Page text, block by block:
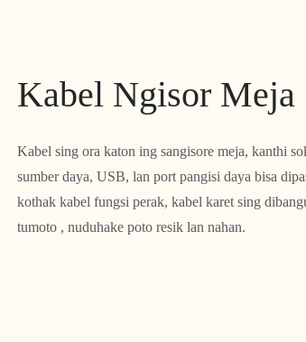
Kabel Ngisor Meja
Kabel sing ora katon ing sangisore meja, kanthi
sumber daya, USB, lan port pangisi daya bisa
kothak kabel fungsi perak, kabel karet sing
tumoto , nuduhake poto resik lan nahan.